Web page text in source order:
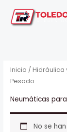
Inicio /Hidráulica
Pesado
Neumáticas
No se